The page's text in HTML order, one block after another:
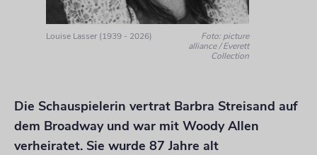
Louise Lasser (1939 - 2026)
Foto: picture
alliance / Everett
Collection
Die Schauspielerin vertrat Barbra Streisand auf
dem Broadway und war mit Woody Allen
verheiratet. Sie wurde 87 Jahre alt